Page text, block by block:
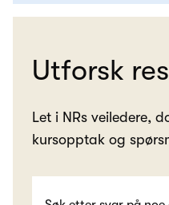
Utforsk
Let i NRs veiledere,
kursopptak og